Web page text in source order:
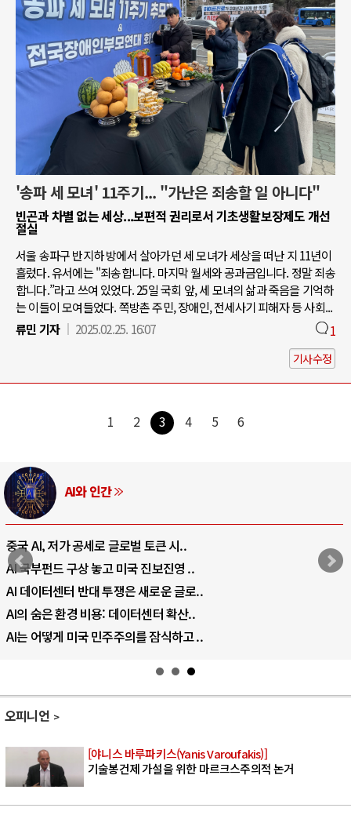
'송파 세 모녀' 11주기... "가난은 죄송할 일 아니다"
빈곤과 차별 없는 세상...보편적 권리로서 기초생활보장제도 개선
절실
서울 송파구 반지하 방에서 살아가던 세 모녀가 세상을 떠난 지 11년이
흘렀다. 유서에는 "죄송합니다. 마지막 월세와 공과금입니다. 정말 죄송
합니다.”라고 쓰여 있었다. 25일 국회 앞, 세 모녀의 삶과 죽음을 기억하
는 이들이 모여들었다. 쪽방촌 주민, 장애인, 전세사기 피해자 등 사회...
류민 기자
2025.02.25. 16:07 1
기사수정
1 2 3 4 5 6
AI와 인간
중국 AI, 저가 공세로 글로벌 토큰 시..
AI 국부펀드 구상 놓고 미국 진보진영 ..
AI 데이터센터 반대 투쟁은 새로운 글로..
AI의 숨은 환경 비용: 데이터센터 확산..
AI는 어떻게 미국 민주주의를 잠식하고 ..
오피니언
[야니스 바루파키스(Yanis Varoufakis)]
기술봉건제 가설을 위한 마르크스주의적 논거